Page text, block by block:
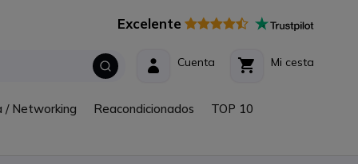
Excelente
Mi cesta
Cuenta
/ Networking Reacondicionados TOP 10